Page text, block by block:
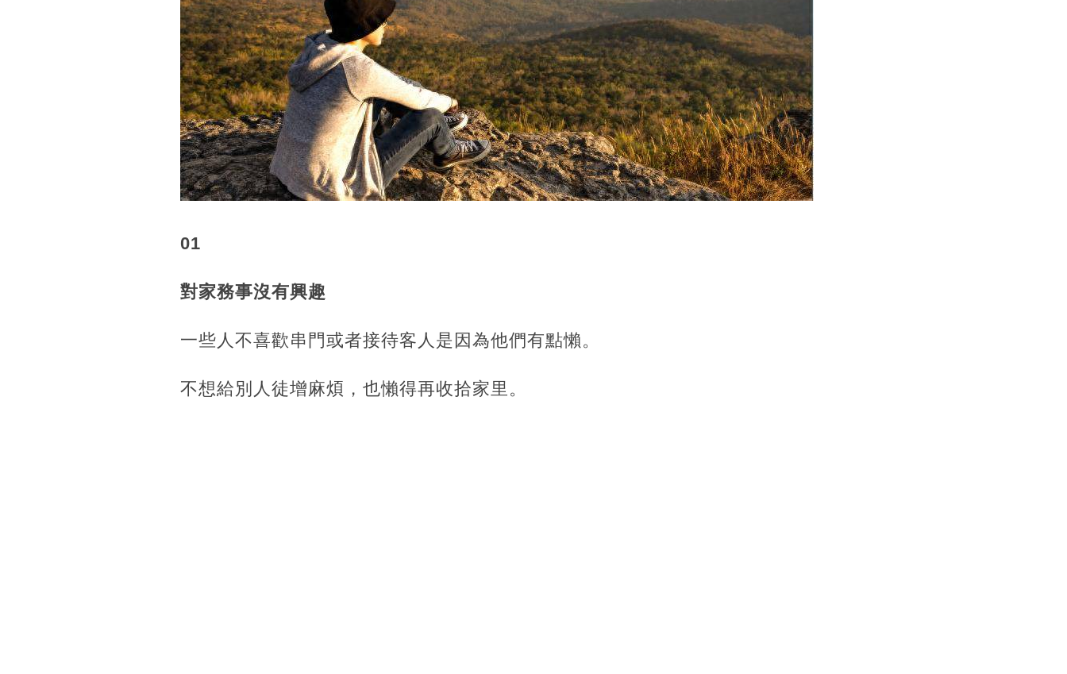
01
對家務事沒有興趣
一些人不喜歡串門或者接待客人是因為他們有點懶。
不想給別人徒增麻煩，也懶得再收拾家里。